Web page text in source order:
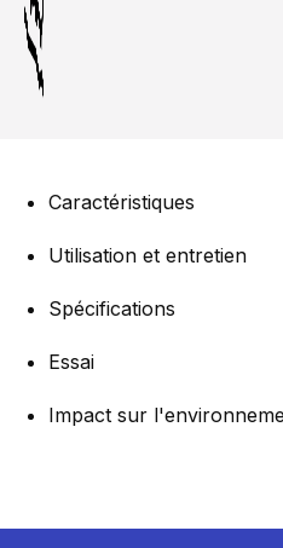
Caractéristiques
Utilisation et entretien
Spécifications
Essai
Impact sur